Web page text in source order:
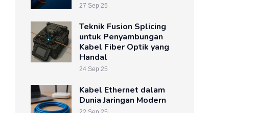
27 Sep 25
Teknik Fusion Splicing
untuk Penyambungan
Kabel Fiber Optik yang
Handal
24 Sep 25
Kabel Ethernet dalam
Dunia Jaringan Modern